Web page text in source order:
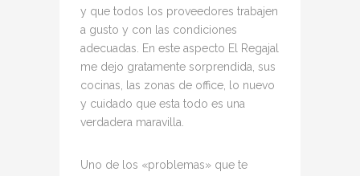
y que todos los proveedores trabajen
a gusto y con las condiciones
adecuadas. En este aspecto El Regajal
me dejo gratamente sorprendida, sus
cocinas, las zonas de office, lo nuevo
y cuidado que esta todo es una
verdadera maravilla.
Uno de los «problemas» que te